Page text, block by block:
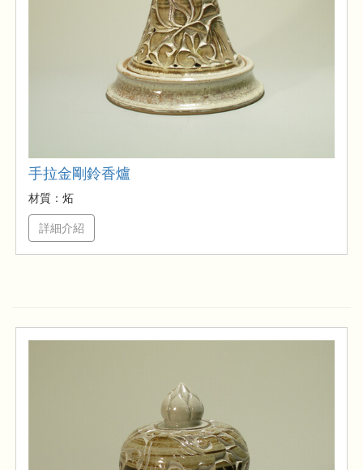
手拉金剛鈴香爐
材質：炻
詳細介紹